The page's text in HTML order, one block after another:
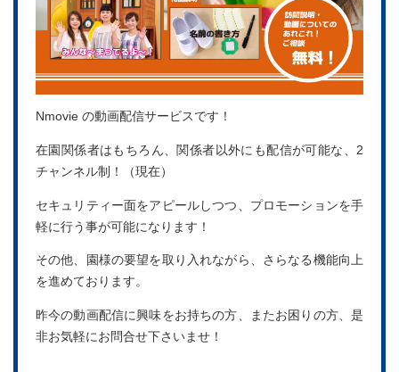
Nmovie の動画配信サービスです！
在園関係者はもちろん、関係者以外にも配信が可能な、2
チャンネル制！（現在）
セキュリティー面をアピールしつつ、プロモーションを手
軽に行う事が可能になります！
その他、園様の要望を取り入れながら、さらなる機能向上
を進めております。
昨今の動画配信に興味をお持ちの方、またお困りの方、是
非お気軽にお問合せ下さいませ！